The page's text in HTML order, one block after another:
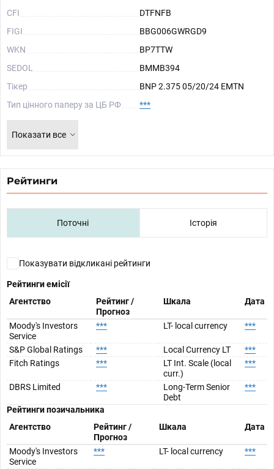
CFI
DTFNFB
FIGI
BBG006GWRGD9
WKN
BP7TTW
SEDOL
BMMB394
Тікер
BNP 2.375 05/20/24 EMTN
Тип цінного паперу за ЦБ РФ
***
Показати все
Рейтинги
Поточні Історія
Показувати відкликані рейтинги
Рейтинги емісії
Агентство
Рейтинг /
Прогноз
Шкала Дата
Moody's Investors
Service
*** LT- local currency ***
S&P Global Ratings *** Local Currency LT
***
Fitch Ratings
***
LT Int. Scale (local
curr.)
***
DBRS Limited ***
Long-Term Senior
Debt
***
Рейтинги позичальника
Агентство
Рейтинг /
Прогноз
Шкала Дата
Moody's Investors
Service
*** LT- local currency ***